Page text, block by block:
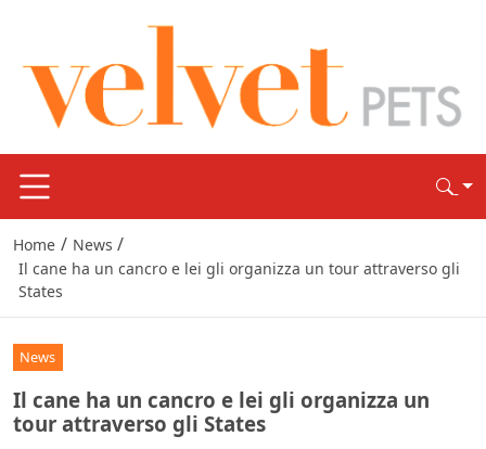
Home / News /
Il cane ha un cancro e lei gli organizza un tour attraverso gli
States
News
Il cane ha un cancro e lei gli organizza un
tour attraverso gli States